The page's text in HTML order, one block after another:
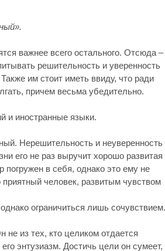
важнее всего остального. Отсюда –
решительность и уверенность
им стоит иметь ввиду, что ради
причем весьма убедительно.
и иностранные языки.
Нерешительность и неуверенность
его не раз выручит хорошо развитая
погружен в себя, однако это ему не
человек, развитым чувством
ограничиться лишь сочувствием.
не из тех, кто целиком отдается
энтузиазм. Достичь цели он сумеет,